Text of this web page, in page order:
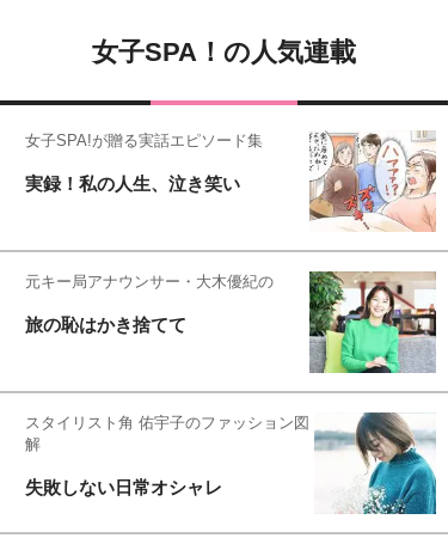
女子SPA！の人気連載
女子SPA!が贈る実話エピソード集
実録！私の人生、泣き笑い
元キー局アナウンサー・大木優紀の
旅の恥はかき捨てて
スタイリスト角 佑宇子のファッション図
解
失敗しない日常オシャレ